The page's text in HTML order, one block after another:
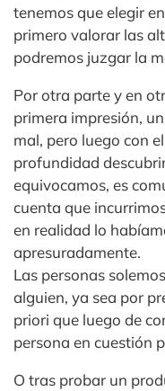
tenemos que elegir
primero valorar las
podremos juzgar la
Por otra parte y en
primera impresión,
mal, pero luego con
profundidad
equivocamos, es
cuenta que
en realidad lo
apresuradamente.
Las personas
alguien, ya sea por
priori que luego de
persona en cuestión
O tras probar un